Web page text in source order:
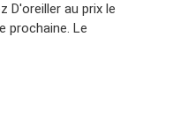
D'oreiller au prix le
prochaine. Le